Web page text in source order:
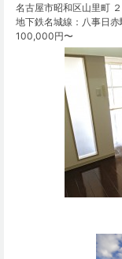
名古屋市昭和区山里町
地下鉄名城線：八事日赤
100,000円〜